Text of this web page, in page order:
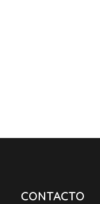
CONTACTO